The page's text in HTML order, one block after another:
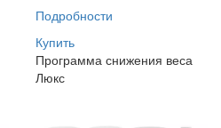
Подробности
Купить
Программа снижения веса
Люкс